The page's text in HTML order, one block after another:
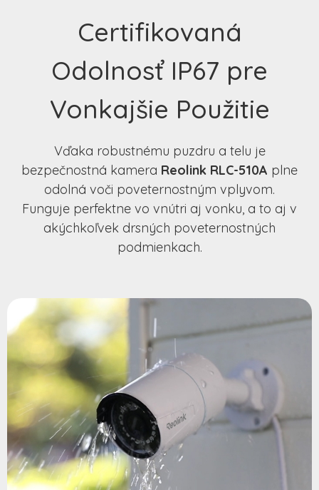
Certifikovaná
Odolnosť IP67 pre
Vonkajšie Použitie
Vďaka robustnému puzdru a telu je
bezpečnostná kamera Reolink RLC-510A plne
odolná voči poveternostným vplyvom.
Funguje perfektne vo vnútri aj vonku, a to aj v
akýchkoľvek drsných poveternostných
podmienkach.